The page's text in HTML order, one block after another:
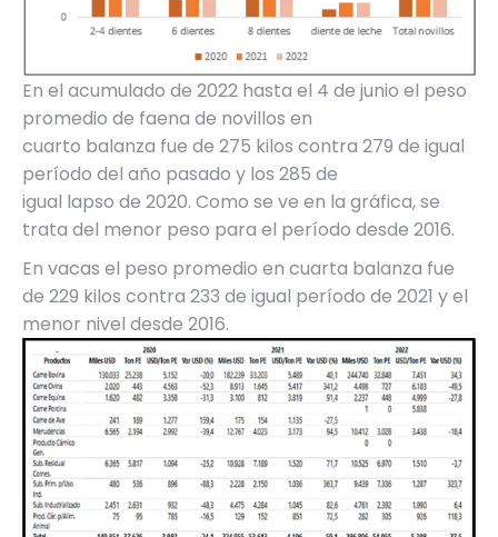
En el acumulado de 2022 hasta el 4 de junio el peso
promedio de faena de novillos en
cuarto balanza fue de 275 kilos contra 279 de igual
período del año pasado y los 285 de
igual lapso de 2020. Como se ve en la gráfica, se
trata del menor peso para el período desde 2016.
En vacas el peso promedio en cuarta balanza fue
de 229 kilos contra 233 de igual período de 2021 y el
menor nivel desde 2016.